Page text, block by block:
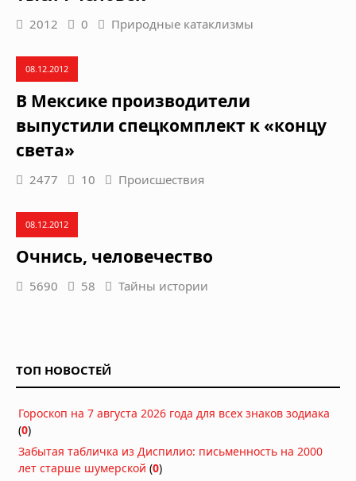
2012 0 Природные катаклизмы
08.12.2012
В Мексике производители
выпустили спецкомплект к «концу
света»
2477 10 Происшествия
08.12.2012
Очнись, человечество
5690 58 Тайны истории
ТОП НОВОСТЕЙ
Гороскоп на 7 августа 2026 года для всех знаков зодиака
(0)
Забытая табличка из Диспилио: письменность на 2000
лет старше шумерской (0)